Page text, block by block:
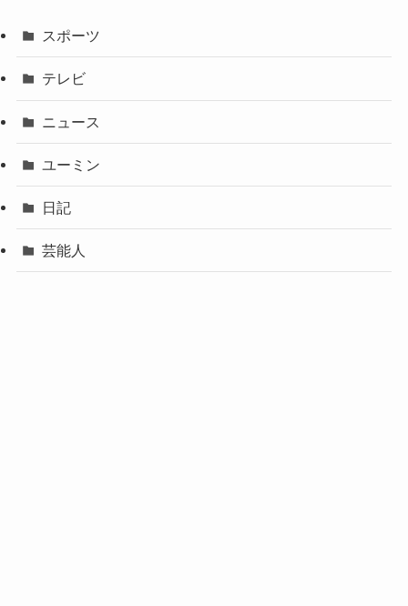
スポーツ
テレビ
ニュース
ユーミン
日記
芸能人